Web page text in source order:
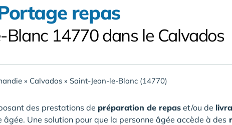
repas
Blanc 14770 dans le Calvados
» Calvados » Saint-Jean-le-Blanc (14770)
des prestations de préparation de repas et/ou de
âgée. Une solution pour que la personne âgée accède à des